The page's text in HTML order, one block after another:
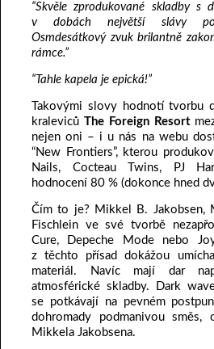
“Skvěle zprodukované skladby s
v dobách největší slávy
Osmdesátkový zvuk brilantně
rámce.”
“Tahle kapela je epická!”
Takovými slovy hodnotí tvorbu
kraleviců The Foreign Resort
nejen oni – i u nás na webu
“New Frontiers”, kterou
Nails, Cocteau Twins, PJ
hodnocení 80 % (dokonce hned
Čím to je? Mikkel B. Jakobsen,
Fischlein ve své tvorbě
Cure, Depeche Mode nebo
z těchto přísad dokážou
materiál. Navíc mají dar
atmosférické skladby. Dark
se potkávají na pevném
dohromady podmanivou směs,
Mikkela Jakobsena.